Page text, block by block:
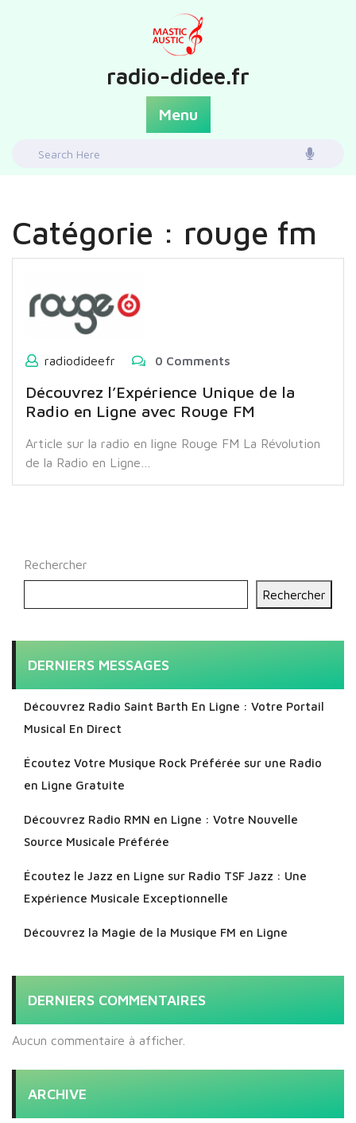
radio-didee.fr
Menu
Search
Catégorie : rouge fm
radiodideefr 0 Comments
Découvrez l’Expérience Unique de la
Radio en Ligne avec Rouge FM
Article sur la radio en ligne Rouge FM La Révolution
de la Radio en Ligne…
Rechercher
Rechercher
DERNIERS MESSAGES
Découvrez Radio Saint Barth En Ligne : Votre Portail
Musical En Direct
Écoutez Votre Musique Rock Préférée sur une Radio
en Ligne Gratuite
Découvrez Radio RMN en Ligne : Votre Nouvelle
Source Musicale Préférée
Écoutez le Jazz en Ligne sur Radio TSF Jazz : Une
Expérience Musicale Exceptionnelle
Découvrez la Magie de la Musique FM en Ligne
DERNIERS COMMENTAIRES
Aucun commentaire à afficher.
ARCHIVE